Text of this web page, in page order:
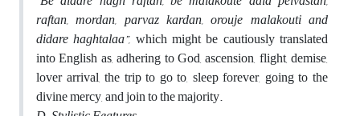
raftan, mordan, parvaz kardan, orouje malakouti and
didare haghtalaa”, which might be cautiously translated
into English as, adhering to God, ascension, flight, demise,
lover arrival, the trip to go to, sleep forever, going to the
divine mercy, and join to the majority.